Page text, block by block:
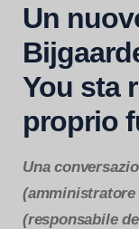
Un
You sta
proprio
Una
(amministratore
(responsabile